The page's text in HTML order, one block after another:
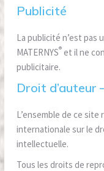
Publicité
La publicité n’est pas
MATERNYS® et il ne
publicitaire.
Droit d’auteur
L’ensemble de ce
internationale sur le
intellectuelle.
Tous les droits de